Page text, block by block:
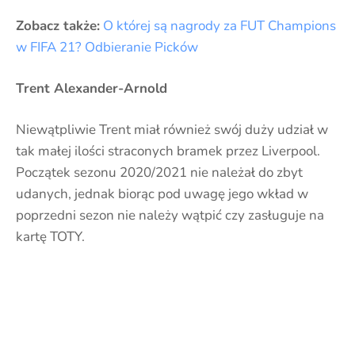
Zobacz także: O której są nagrody za FUT Champions
w FIFA 21? Odbieranie Picków
Trent Alexander-Arnold
Niewątpliwie Trent miał również swój duży udział w
tak małej ilości straconych bramek przez Liverpool.
Początek sezonu 2020/2021 nie należał do zbyt
udanych, jednak biorąc pod uwagę jego wkład w
poprzedni sezon nie należy wątpić czy zasługuje na
kartę TOTY.